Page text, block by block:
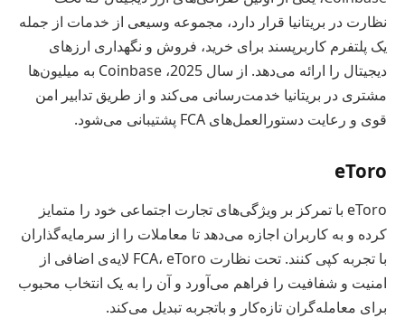
نظارت در بریتانیا قرار دارد، مجموعه وسیعی از خدمات از جمله
یک پلتفرم کاربرپسند برای خرید، فروش و نگهداری ارزهای
دیجیتال را ارائه می‌دهد. از سال 2025، Coinbase به میلیون‌ها
مشتری در بریتانیا خدمت‌رسانی می‌کند و از طریق تدابیر امن
قوی و رعایت دستورالعمل‌های FCA پشتیبانی می‌شود.
eToro
eToro با تمرکز بر ویژگی‌های تجارت اجتماعی خود را متمایز
کرده و به کاربران اجازه می‌دهد تا معاملات را از سرمایه‌گذاران
با تجربه کپی کنند. تحت نظارت FCA، eToro لایه‌ی اضافی از
امنیت و شفافیت را فراهم می‌آورد و آن را به یک انتخاب محبوب
برای معامله‌گران تازه‌کار و باتجربه تبدیل می‌کند.